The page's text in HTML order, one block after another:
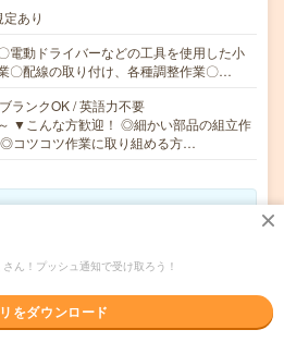
あり
電動ドライバーなどの工具を使用した小
〇配線の取り付け、各種調整作業〇…
ランクOK / 英語力不要
▼こんな方歓迎！ ◎細かい部品の組立作
コツコツ作業に取り組める方…
ん！プッシュ通知で受け取ろう！
をダウンロード